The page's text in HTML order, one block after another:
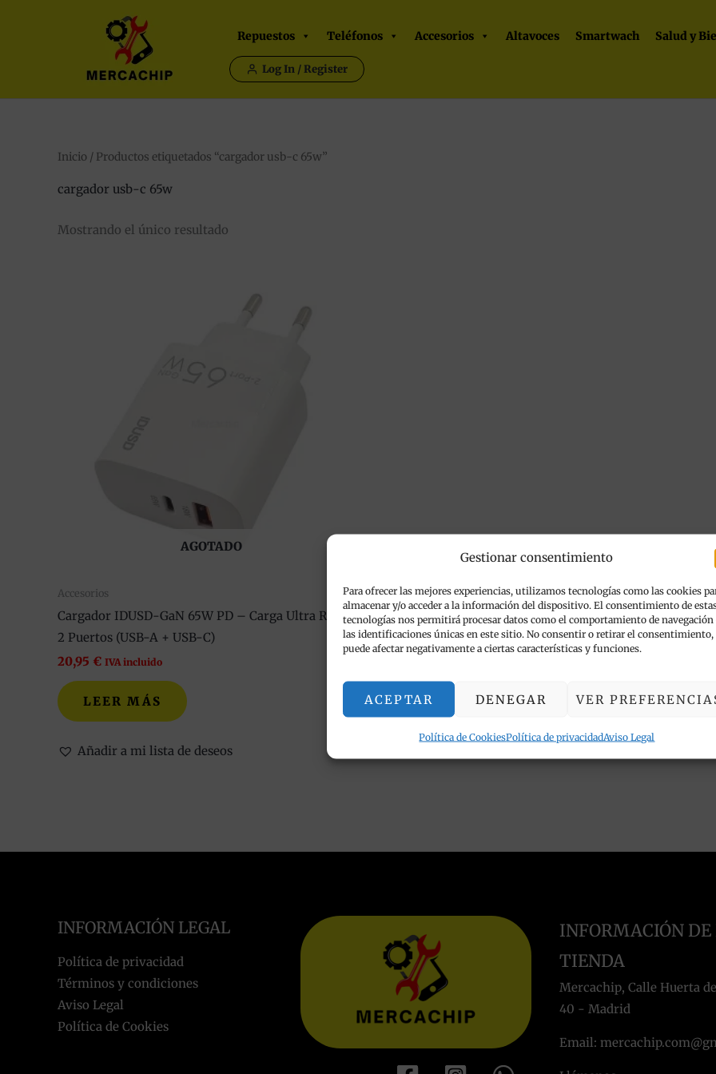
Gestionar consentimiento
Para ofrecer las mejores experiencias, utilizamos tecnologías como las cookies
almacenar y/o acceder a la información del dispositivo. El consentimiento de
tecnologías nos permitirá procesar datos como el comportamiento de navegación
las identificaciones únicas en este sitio. No consentir o retirar el consentimiento,
puede afectar negativamente a ciertas características y funciones.
ACEPTAR DENEGAR VER
Política de CookiesPolítica de privacidadAviso Legal
Repuestos Teléfonos Accesorios Altavoces Smartwach Salud y
Log In / Register
Inicio / Productos etiquetados “cargador usb-c 65w”
cargador usb-c 65w
Mostrando el único resultado
AGOTADO
Accesorios
Cargador IDUSD-GaN 65W PD – Carga Ultra Rápida
2 Puertos (USB-A + USB-C)
20,95 € IVA incluido
LEER MÁS
Añadir a mi lista de deseos
INFORMACIÓN LEGAL
Política de privacidad
Términos y condiciones
Aviso Legal
Política de Cookies
INFORMACIÓN DE
TIENDA
Mercachip, Calle Huerta
40 - Madrid
Email: